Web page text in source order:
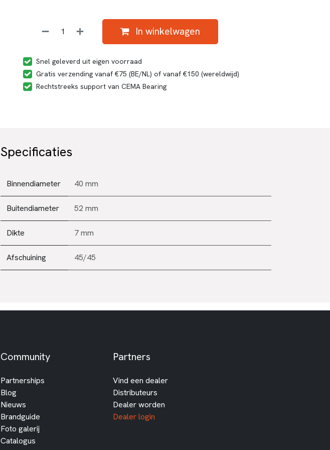
In winkelwagen
Snel geleverd uit eigen voorraad
Gratis verzending vanaf €75 (BE/NL) of vanaf €150 (wereldwijd)
Rechtstreeks support van CEMA Bearing
Specificaties
Binnendiameter 40 mm
Buitendiameter 52 mm
Dikte 7 mm
Afschuining 45/45
Community
Partnerships
Blog
Nieuws
Brandguide
Foto galerij
Catalogus
Partners
Vind een dealer
Distributeurs
Dealer worden
Dealer login